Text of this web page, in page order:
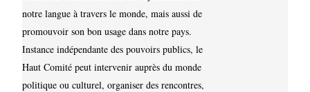
notre langue à travers le monde, mais aussi de
promouvoir son bon usage dans notre pays.
Instance indépendante des pouvoirs publics, le
Haut Comité peut intervenir auprès du monde
politique ou culturel, organiser des rencontres,